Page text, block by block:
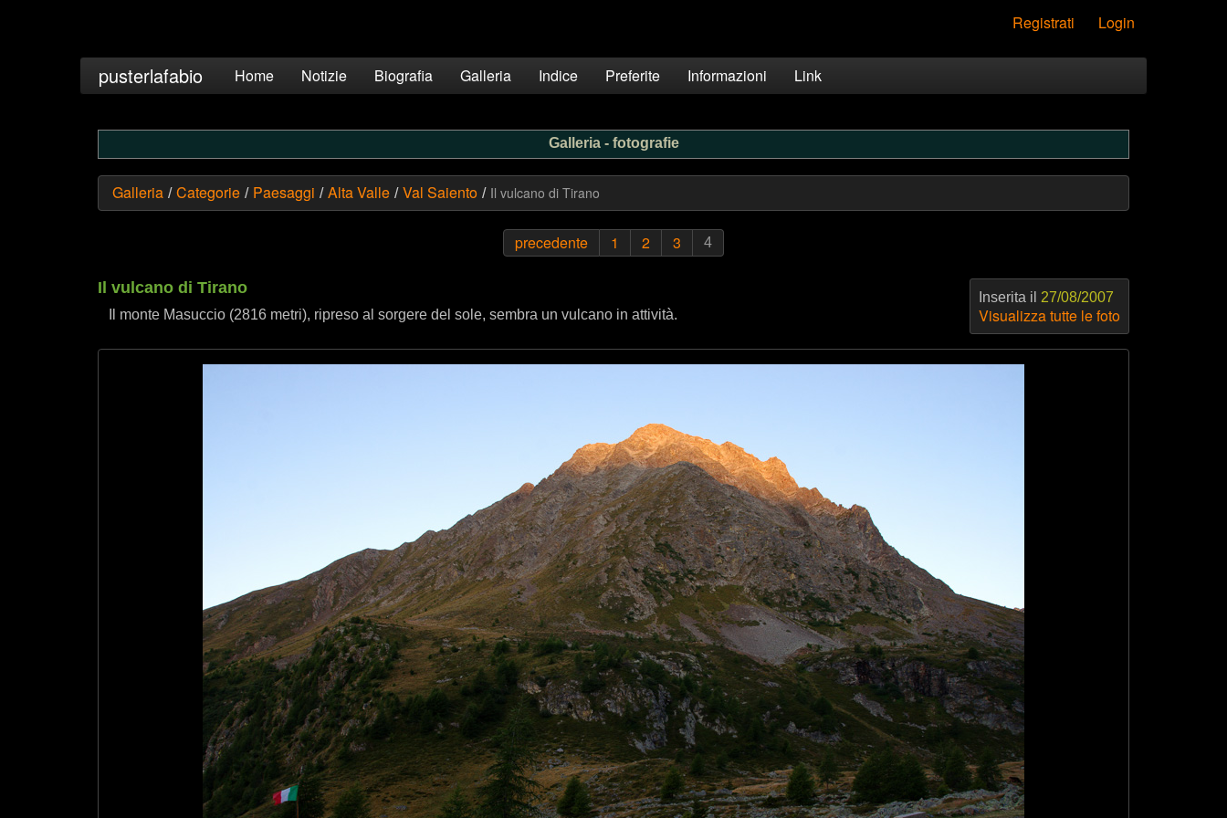
Login
Registrati
pusterlafabio Home Notizie Biografia Galleria Indice Preferite Informazioni Link
Galleria - fotografie
Galleria / Categorie / Paesaggi / Alta Valle / Val Saiento / Il vulcano di Tirano
precedente 1 2 3 4
Inserita il 27/08/2007
Visualizza tutte le foto
Il vulcano di Tirano
Il monte Masuccio (2816 metri), ripreso al sorgere del sole, sembra un vulcano in attività.